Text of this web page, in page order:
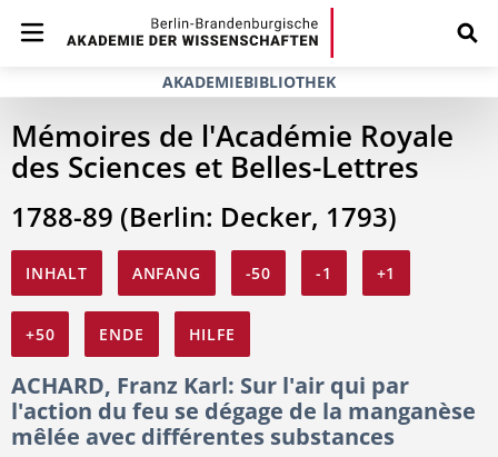
AKADEMIEBIBLIOTHEK
Mémoires de l'Académie Royale
des Sciences et Belles-Lettres
1788-89 (Berlin: Decker, 1793)
INHALT ANFANG -50 -1 +1
+50 ENDE HILFE
ACHARD, Franz Karl: Sur l'air qui par
l'action du feu se dégage de la manganèse
mêlée avec différentes substances